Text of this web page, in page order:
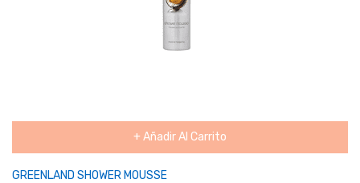
+ Añadir Al Carrito
GREENLAND SHOWER MOUSSE